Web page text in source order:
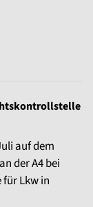
auf dem
der A4 bei
Lkw in